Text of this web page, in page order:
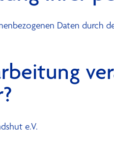
Daten durch
e.V.